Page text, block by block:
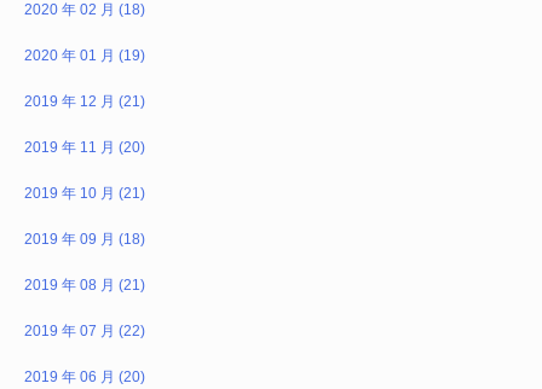
2020 年 02 月 (18)
2020 年 01 月 (19)
2019 年 12 月 (21)
2019 年 11 月 (20)
2019 年 10 月 (21)
2019 年 09 月 (18)
2019 年 08 月 (21)
2019 年 07 月 (22)
2019 年 06 月 (20)